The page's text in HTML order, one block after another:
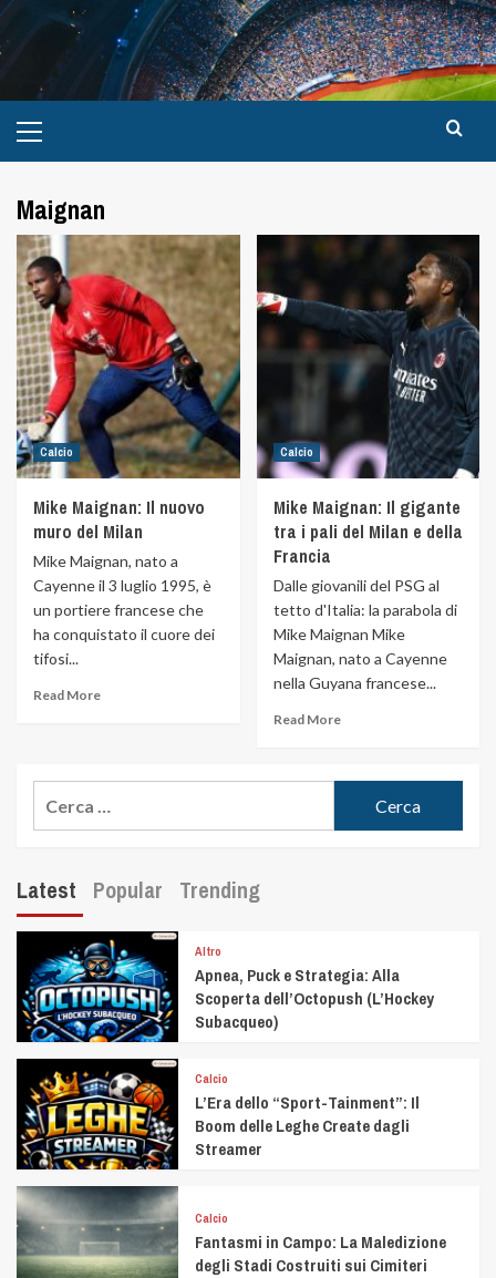
Maignan
Calcio
Mike Maignan: Il nuovo
muro del Milan
Mike Maignan, nato a
Cayenne il 3 luglio 1995, è
un portiere francese che
ha conquistato il cuore dei
tifosi...
Read More
Calcio
Mike Maignan: Il gigante
tra i pali del Milan e della
Francia
Dalle giovanili del PSG al
tetto d'Italia: la parabola di
Mike Maignan Mike
Maignan, nato a Cayenne
nella Guyana francese...
Read More
Latest Popular Trending
Altro
Apnea, Puck e Strategia: Alla
Scoperta dell’Octopush (L’Hockey
Subacqueo)
Calcio
L’Era dello “Sport-Tainment”: Il
Boom delle Leghe Create dagli
Streamer
Calcio
Fantasmi in Campo: La Maledizione
degli Stadi Costruiti sui Cimiteri